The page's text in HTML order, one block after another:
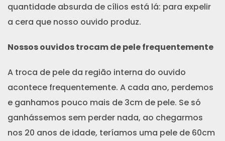
quantidade absurda de cílios está lá: para expelir
a cera que nosso ouvido produz.
Nossos ouvidos trocam de pele frequentemente
A troca de pele da região interna do ouvido
acontece frequentemente. A cada ano, perdemos
e ganhamos pouco mais de 3cm de pele. Se só
ganhássemos sem perder nada, ao chegarmos
nos 20 anos de idade, teríamos uma pele de 60cm